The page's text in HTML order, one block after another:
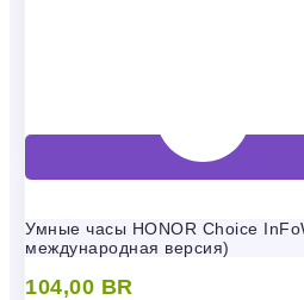
Умные часы HONOR Choice
международная версия)
104,00 BR